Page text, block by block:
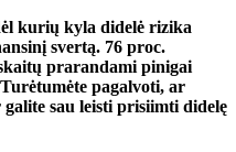
kurių kyla didelė rizika
svertą. 76 proc.
prarandami pinigai
pagalvoti, ar
sau leisti prisiimti didelę